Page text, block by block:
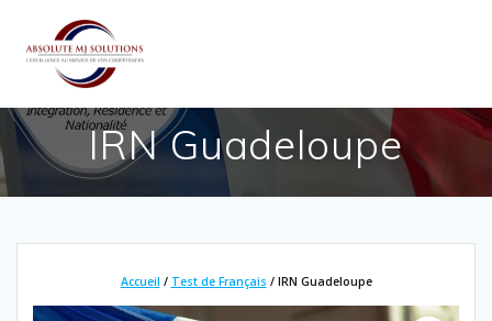
IRN Guadeloupe
Accueil / Test de Français / IRN Guadeloupe